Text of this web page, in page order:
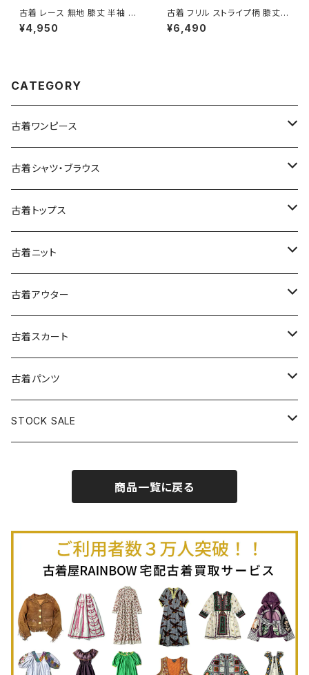
古着 レース 無地 膝丈 半袖 ワ
ンピース 赤 ボルドー (oa2607
080)
¥4,950
古着 フリル ストライプ柄 膝丈
ティアード スカート グレー (ba
2607011)
¥6,490
CATEGORY
古着ワンピース
古着長袖ワンピース
古着半袖ワンピース
古着ノースリーブワンピース
古着キャミソールワンピース
古着ベアトップワンピース
古着オールインワン
古着オーバーオール
古着シャツ・ブラウス
古着長袖シャツ・ブラウス
古着半袖シャツ・ブラウス
古着ノースリーブシャツ・ブラウス
古着トップス
古着スウェット&パーカー
古着スウェット
古着パーカー
古着プルオーバー
古着長袖プルオーバー
古着半袖プルオーバー
古着Ｔシャツ
古着長袖Ｔシャツ
古着半袖Ｔシャツ
古着ベスト
古着キャミソール
古着ポロシャツ
古着長袖ポロシャツ
古着スウェット
古着パーカー
古着タンクトップ
古着ニット
古着セーター
古着カーディガン
古着半袖ニット
古着ニットアウター
古着アウター
古着ライトジャケット
古着ライトコート
古着ヘビージャケット
古着羽織り
古着スカート
古着ロング丈スカート (丈76cm-)
古着膝丈スカート (丈56-75cm)
古着ミニ丈スカート (丈56-75cm)
古着パンツ
古着ロング丈パンツ
STOCK SALE
Autumn / Winter
商品一覧に戻る